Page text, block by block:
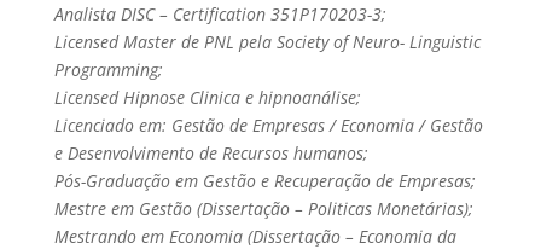
Analista DISC – Certification 351P170203-3;
Licensed Master de PNL pela Society of Neuro- Linguistic
Programming;
Licensed Hipnose Clinica e hipnoanálise;
Licenciado em: Gestão de Empresas / Economia / Gestão
e Desenvolvimento de Recursos humanos;
Pós-Graduação em Gestão e Recuperação de Empresas;
Mestre em Gestão (Dissertação – Politicas Monetárias);
Mestrando em Economia (Dissertação – Economia da